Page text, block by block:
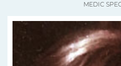
MEDIC